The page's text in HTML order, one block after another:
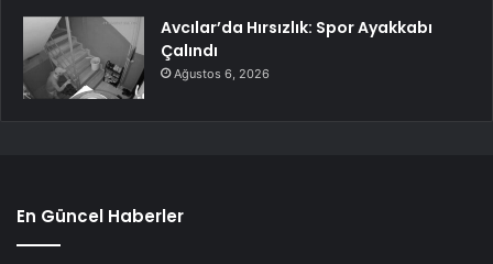
Avcılar’da Hırsızlık: Spor Ayakkabı
Çalındı
Ağustos 6, 2026
En Güncel Haberler